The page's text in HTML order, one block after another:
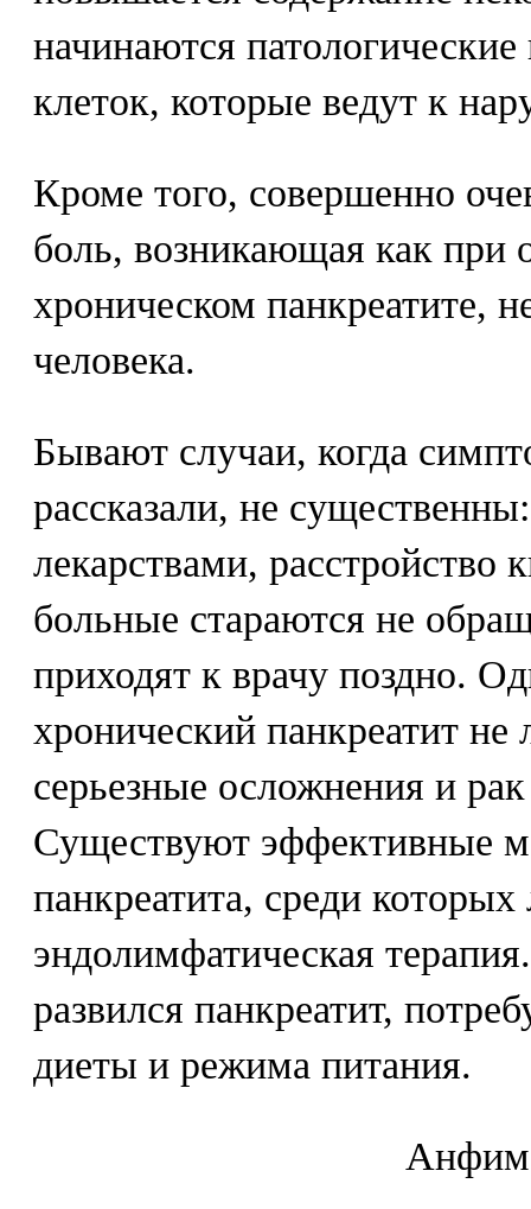
начинаются
клеток, которые ведут к
Кроме того, совершенно
боль, возникающая как при
хроническом панкреатите,
человека.
Бывают случаи, когда
рассказали, не
лекарствами, расстройство
больные стараются не
приходят к врачу поздно.
хронический панкреатит не
серьезные осложнения и
Существуют эффективные
панкреатита, среди
эндолимфатическая
развился панкреатит,
диеты и режима питания.